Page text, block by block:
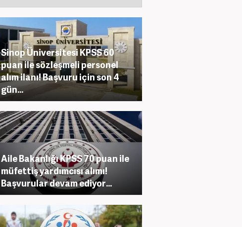
Sinop Üniversitesi KPSS 60
puan ile sözleşmeli personel
alım ilanı! Başvuru için son 4
gün...
Aile Bakanlığı KPSS 70 puan ile
müfettiş yardımcısı alımı!
Başvurular devam ediyor...